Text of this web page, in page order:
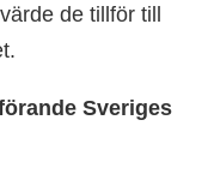
de tillför till
Sveriges